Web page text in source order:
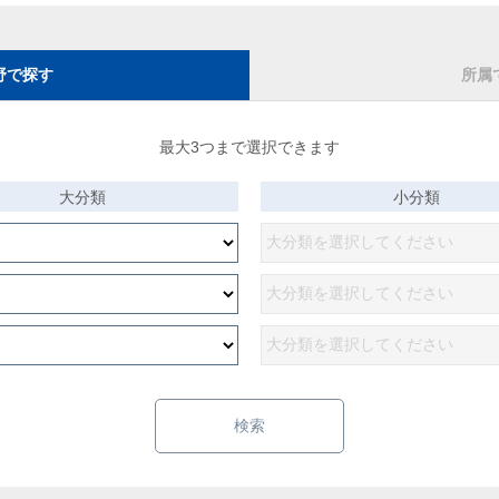
で探す 所属
最大3つまで選択できます
大分類 小分類
検索